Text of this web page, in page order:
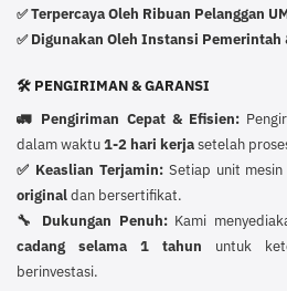
✅Terpercaya Oleh Ribuan Pelanggan
✅ Digunakan Oleh Instansi Pemerintah
🛠️ PENGIRIMAN & GARANSI
🚛 Pengiriman Cepat & Efisien:
dalam waktu1-2 hari kerjasetelah
✅ Keaslian Terjamin: Setiap unit
originaldan bersertifikat.
🔧 Dukungan Penuh:Kami
cadang selama 1 tahun untuk
berinvestasi.